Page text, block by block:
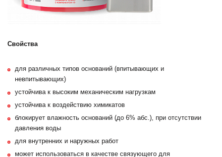
Свойства
для различных типов оснований (впитывающих и
невпитывающих)
устойчива к высоким механическим нагрузкам
устойчива к воздействию химикатов
блокирует влажность оснований (до 6% абс.), при отсутствии
давления воды
для внутренних и наружных работ
может использоваться в качестве связующего для